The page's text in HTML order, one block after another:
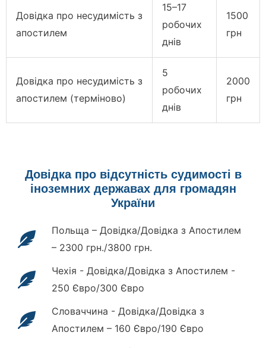
Довідка про несудимість з
апостилем
15–17
робочих
днів
1500
грн
Довідка про несудимість з
апостилем (терміново)
5
робочих
днів
2000
грн
Довідка про відсутність судимості в
іноземних державах для громадян
України
Польща – Довідка/Довідка з Апостилем
– 2300 грн./3800 грн.
Чехія - Довідка/Довідка з Апостилем -
250 Євро/300 Євро
Словаччина - Довідка/Довідка з
Апостилем – 160 Євро/190 Євро